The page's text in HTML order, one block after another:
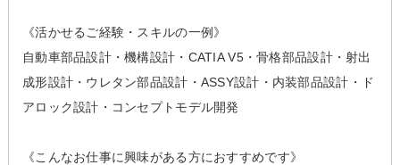
《活かせるご経験・スキルの一例》
自動車部品設計・機構設計・CATIA V5・骨格部品設計・射出
成形設計・ウレタン部品設計・ASSY設計・内装部品設計・ド
アロック設計・コンセプトモデル開発
《こんなお仕事に興味がある方におすすめです》